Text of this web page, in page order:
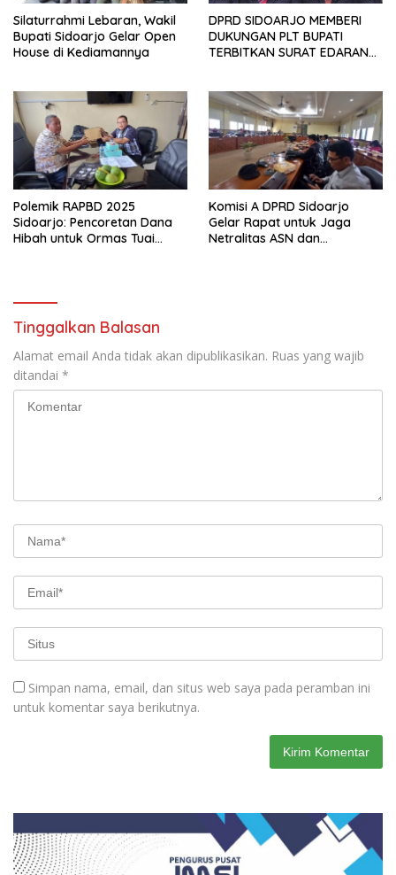
Silaturrahmi Lebaran, Wakil
Bupati Sidoarjo Gelar Open
House di Kediamannya
DPRD SIDOARJO MEMBERI
DUKUNGAN PLT BUPATI
TERBITKAN SURAT EDARAN
TK, PAUD, SD, SMP/MTS
KELUAR KOTA
Polemik RAPBD 2025
Sidoarjo: Pencoretan Dana
Hibah untuk Ormas Tuai
Komisi A DPRD Sidoarjo
Gelar Rapat untuk Jaga
Netralitas ASN dan
Tinggalkan Balasan
Alamat email Anda tidak akan dipublikasikan. Ruas yang wajib
ditandai *
Simpan nama, email, dan situs web saya pada peramban ini
untuk komentar saya berikutnya.